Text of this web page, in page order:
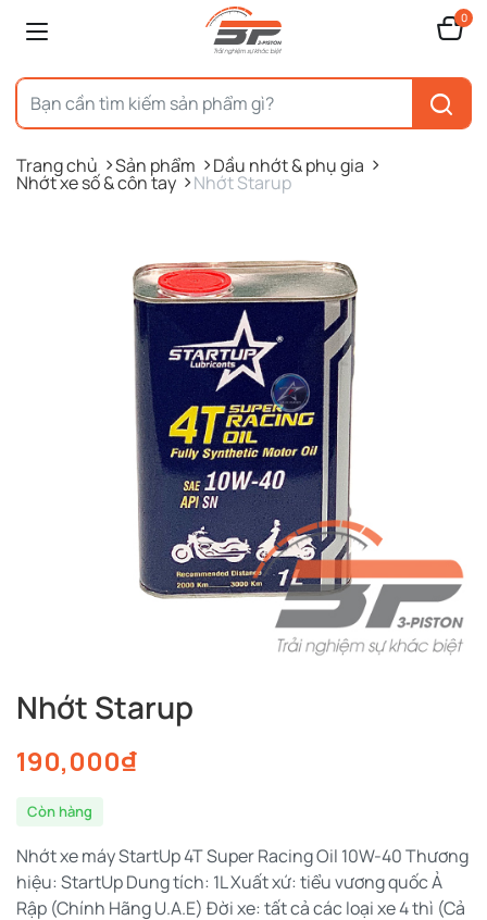
0
Trang chủ Sản phẩm Dầu nhớt & phụ gia
Nhớt xe số & côn tay Nhớt Starup
Nhớt Starup
190,000₫
Còn hàng
Nhớt xe máy StartUp 4T Super Racing Oil 10W-40 Thương
hiệu: StartUp Dung tích: 1L Xuất xứ: tiểu vương quốc Ả
Rập (Chính Hãng U.A.E) Đời xe: tất cả các loại xe 4 thì (Cả